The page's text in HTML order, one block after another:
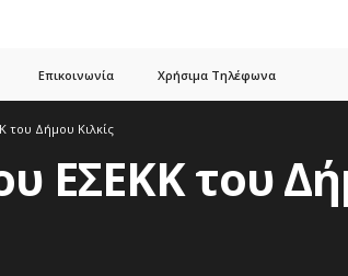
Επικοινωνία Χρήσιμα Τηλέφωνα
του Δήμου Κιλκίς
ΕΣΕΚΚ του